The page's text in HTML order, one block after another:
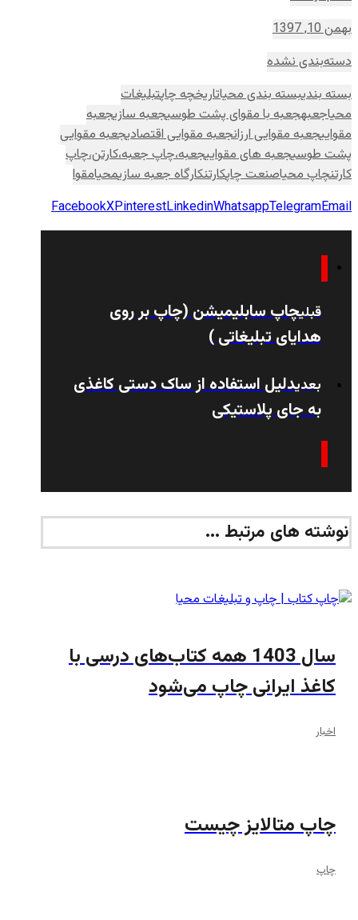
بهمن 10, 1397
دسته‌بندی نشده
بسته بندیبسته بندی محیاتاریخچه چاپتبلیغات
محیاجعبهجعبه با مقوای پشت طوسیجعبه سازیجعبه
مقواییجعبه مقوایی ارزانجعبه مقوایی اقتصادیجعبه مقوایی
پشت طوسیجعبه های مقواییجعبه،چاپ جعبه،کارتن،چاپ
کارتنچاپ محیاصنعت چاپکارتنکارگاه جعبه سازیمحیامقوا
FacebookXPinterestLinkedinWhatsappTelegramEmail
قبلیچاپ سابلیمیشن (چاپ بر روی
هدایای تبلیغاتی )
بعدیدلیل استفاده از ساک دستی کاغذی
به جای پلاستیکی
نوشته های مرتبط ...
سال 1403 همه کتاب‌های درسی با
کاغذ ایرانی چاپ می‌شود
اخبار
چاپ متالایز چیست
چاپ